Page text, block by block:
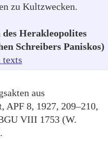
zu Kultzwecken.
Herakleopolites
Schreibers Paniskos)
aus
APF 8, 1927, 209–210,
VIII 1753 (W.